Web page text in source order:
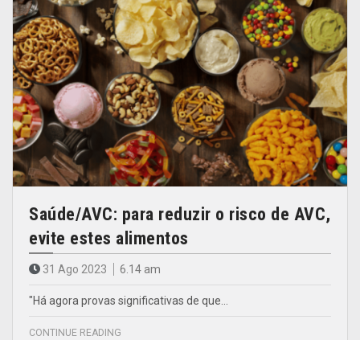
Saúde/AVC: para reduzir o risco de AVC,
evite estes alimentos
31 Ago 2023 6.14 am
"Há agora provas significativas de que…
CONTINUE READING